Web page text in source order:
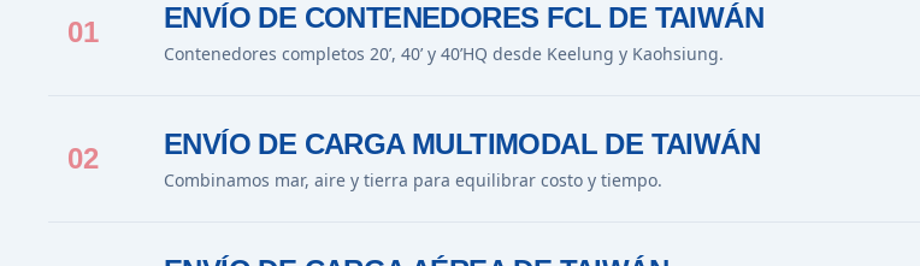
01 ENVÍO DE CONTENEDORES FCL DE TAIWÁN
Contenedores completos 20’, 40’ y 40’HQ desde Keelung y Kaohsiung.
02 ENVÍO DE CARGA MULTIMODAL DE TAIWÁN
Combinamos mar, aire y tierra para equilibrar costo y tiempo.